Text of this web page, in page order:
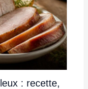
: recette,